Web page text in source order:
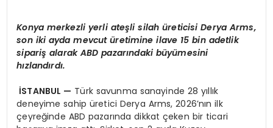
Konya merkezli yerli ateşli silah üreticisi Derya Arms,
son iki ayda mevcut üretimine ilave 15 bin adetlik
sipariş alarak ABD pazarındaki büyümesini
hızlandırdı.
İSTANBUL — Türk savunma sanayinde 28 yıllık
deneyime sahip üretici Derya Arms, 2026’nın ilk
çeyreğinde ABD pazarında dikkat çeken bir ticari